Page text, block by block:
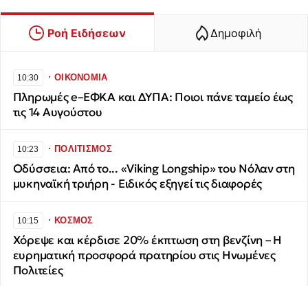
Ροή Ειδήσεων Δημοφιλή
10:30 ∙ΟΙΚΟΝΟΜΙΑ
Πληρωμές e–ΕΦΚΑ και ΔΥΠΑ: Ποιοι πάνε ταμείο έως
τις 14 Αυγούστου
10:23 ∙ΠΟΛΙΤΙΣΜΟΣ
Οδύσσεια: Από το... «Viking Longship» του Νόλαν στη
μυκηναϊκή τριήρη - Ειδικός εξηγεί τις διαφορές
10:15 ∙ΚΟΣΜΟΣ
Χόρεψε και κέρδισε 20% έκπτωση στη βενζίνη – Η
ευρηματική προσφορά πρατηρίου στις Ηνωμένες
Πολιτείες